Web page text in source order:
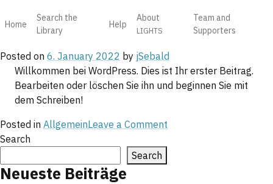
toHome
Search the
Library
Help
About
LIGHTS
Team and
Supporters
Category: Allgemein
Hallo Welt!
Posted on 6. January 2022 by jSebald
Willkommen bei WordPress. Dies ist Ihr erster Beitrag.
Bearbeiten oder löschen Sie ihn und beginnen Sie mit
dem Schreiben!
Posted in AllgemeinLeave a Comment
Search
Search
Neueste Beiträge